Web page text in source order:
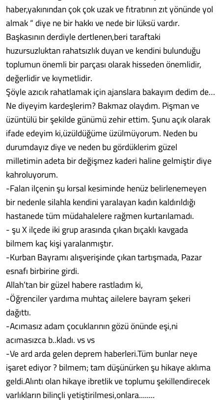
haber,yakınından çok çok uzak ve fıtratının zıt yönünde yol
almak “ diye ne bir hakkı ve nede bir lüksü vardır.
Başkasının derdiyle dertlenen,beri taraftaki
huzursuzluktan rahatsızlık duyan ve kendini bulunduğu
toplumun önemli bir parçası olarak hisseden önemlidir,
değerlidir ve kıymetlidir.
Şöyle azıcık rahatlamak için ajanslara bakayım dedim de…
Ne diyeyim kardeşlerim? Bakmaz olaydım. Pişman ve
üzüntülü bir şekilde günümü zehir ettim. Şunu açık olarak
ifade edeyim ki,üzüldüğüme üzülmüyorum. Neden bu
durumdayız diye ve neden bu gördüklerim güzel
milletimin adeta bir değişmez kaderi haline gelmiştir diye
kahroluyorum.
-Falan ilçenin şu kırsal kesiminde henüz belirlenemeyen
bir nedenle silahla kendini yaralayan kadın kaldırıldığı
hastanede tüm müdahalelere rağmen kurtarılamadı.
- şu X ilçede iki grup arasında çıkan bıçaklı kavgada
bilmem kaç kişi yaralanmıştır.
-Kurban Bayramı alışverişinde çıkan tartışmada, Pazar
esnafı birbirine girdi.
Allah’tan bir güzel habere rastladım ki,
-Öğrenciler yardıma muhtaç ailelere bayram şekeri
dağıttı.
-Acımasız adam çocuklarının gözü önünde eşi,ni
acımasızca b..kladı. vs vs
-Ve ard arda gelen deprem haberleri.Tüm bunlar neye
işaret ediyor ? bilmem; tam düşünürken şu hikaye aklıma
geldi.Alıntı olan hikaye ibretlik ve toplumu şekillendirecek
varlıkların bilinçli yetiştirilmesi,onlara........